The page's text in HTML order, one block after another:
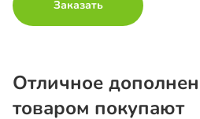
Заказать
Отличное
товаром покупают